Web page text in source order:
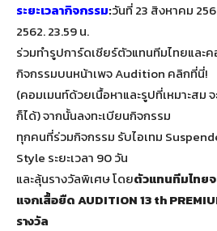
ระยะเวลากิจกรรม:วันที่ 23 สิงหาคม
2562. 23.59 น.
ร่วมทำรูปการ์ดเชียร์ตัวแทนทีมไทยและ
กิจกรรมบนหน้าเพจ Audition คลิกที่นี่!
(คอมเมนท์ด้วยเนื้อหาและรูปที่เหมาะสม
ก็ได้) จากนั้นลงทะเบียนกิจกรรม
ทุกคนที่ร่วมกิจกรรม รับไอเทม
Style ระยะเวลา 90 วัน
และลุ้นรางวัลพิเศษ โดยตัวแทนทีมไทย
แจกเสื้อยืด AUDITION 13 th
รางวัล